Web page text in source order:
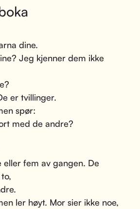
dine.
Jeg kjenner dem ikke
er tvillinger.
spør:
med de andre?
fem av gangen. De
ler høyt. Mor sier ikke noe,